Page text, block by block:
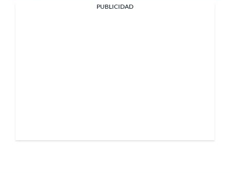
PUBLICIDAD